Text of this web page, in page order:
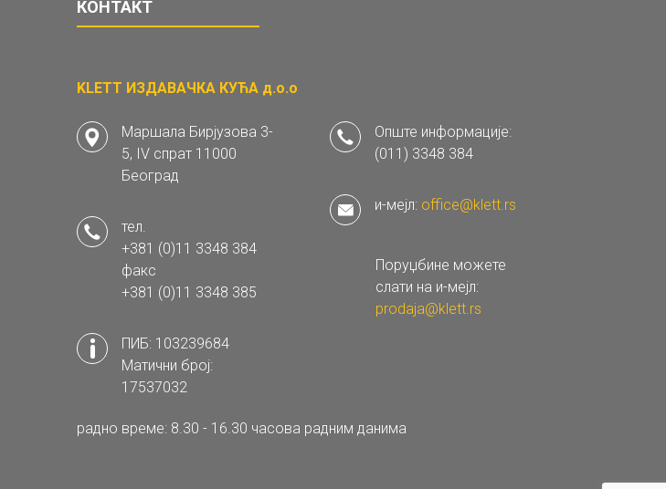
КОНТАКТ
KLETT ИЗДАВАЧКА КУЋА д.о.о
Маршала Бирјузова 3-
5, IV спрат 11000
Београд
тел.
+381 (0)11 3348 384
факс
+381 (0)11 3348 385
ПИБ: 103239684
Матични број:
17537032
Опште информације:
(011) 3348 384
и-мејл: office@klett.rs
Поруџбине можете
слати на и-мејл:
prodaja@klett.rs
радно време: 8.30 - 16.30 часова радним данима